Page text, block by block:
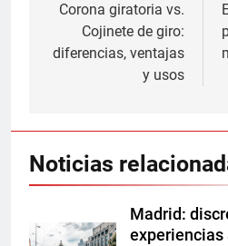
de
entradas
Corona giratoria vs.
Cojinete de giro:
diferencias, ventajas
y usos
Noticias
Madrid:
experiencias